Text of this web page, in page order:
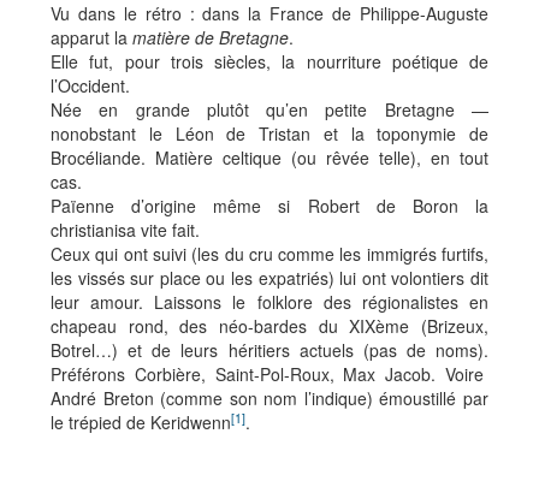
Vu dans le rétro : dans la France de Philippe-Auguste
apparut la matière de Bretagne.
Elle fut, pour trois siècles, la nourriture poétique de
l’Occident.
Née en grande plutôt qu’en petite Bretagne —
nonobstant le Léon de Tristan et la toponymie de
Brocéliande. Matière celtique (ou rêvée telle), en tout
cas.
Païenne d’origine même si Robert de Boron la
christianisa vite fait.
Ceux qui ont suivi (les du cru comme les immigrés furtifs,
les vissés sur place ou les expatriés) lui ont volontiers dit
leur amour. Laissons le folklore des régionalistes en
chapeau rond, des néo-bardes du XIXème (Brizeux,
Botrel…) et de leurs héritiers actuels (pas de noms).
Préférons Corbière, Saint-Pol-Roux, Max Jacob. Voire
André Breton (comme son nom l’indique) émoustillé par
le trépied de Keridwenn[1].